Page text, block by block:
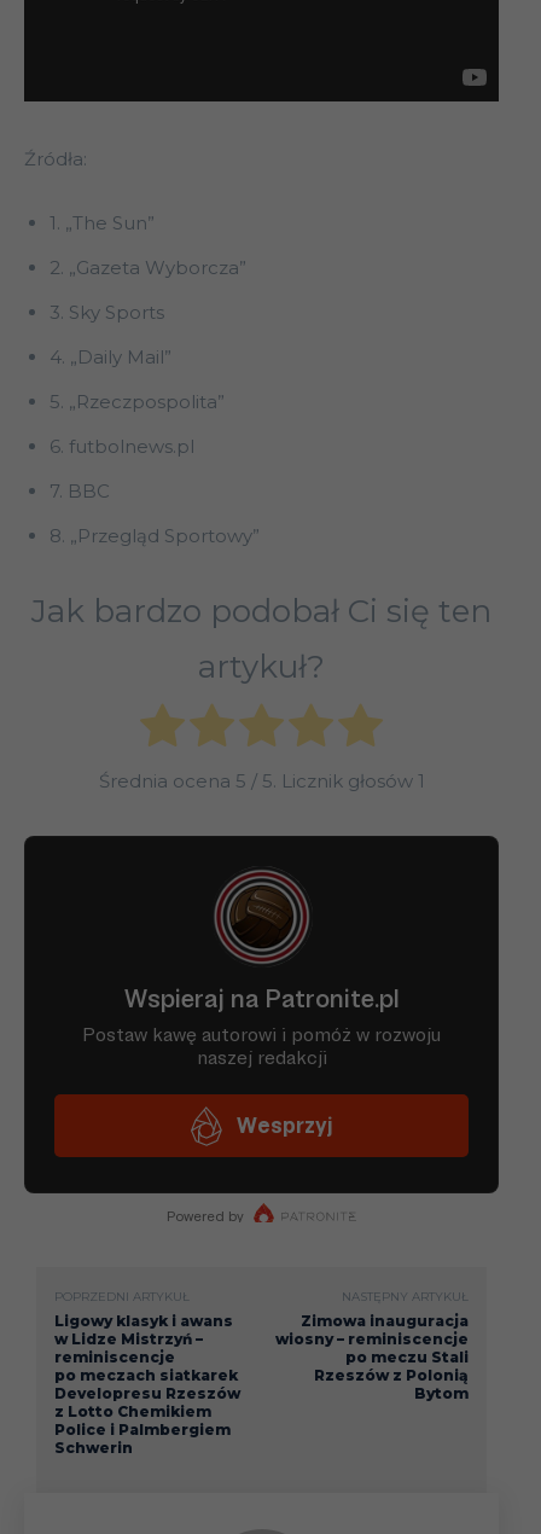
Źródła:
1. „The Sun”
2. „Gazeta Wyborcza”
3. Sky Sports
4. „Daily Mail”
5. „Rzeczpospolita”
6. futbolnews.pl
7. BBC
8. „Przegląd Sportowy”
Jak bardzo podobał Ci się ten
artykuł?
Średnia ocena 5 / 5. Licznik głosów 1
POPRZEDNI ARTYKUŁ
Ligowy klasyk i awans
w Lidze Mistrzyń –
reminiscencje
po meczach siatkarek
Developresu Rzeszów
z Lotto Chemikiem
Police i Palmbergiem
Schwerin
NASTĘPNY ARTYKUŁ
Zimowa inauguracja
wiosny – reminiscencje
po meczu Stali
Rzeszów z Polonią
Bytom